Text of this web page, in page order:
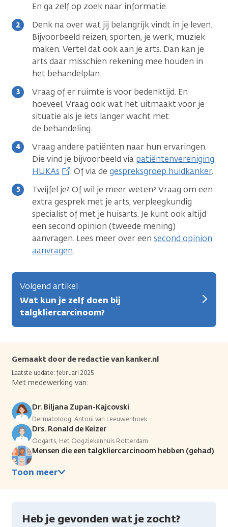
En ga zelf op zoek naar informatie.
Denk na over wat jij belangrijk vindt in je leven.
Bijvoorbeeld reizen, sporten, je werk, muziek
maken. Vertel dat ook aan je arts. Dan kan je
arts daar misschien rekening mee houden in
het behandelplan.
Vraag of er ruimte is voor bedenktijd. En
hoeveel. Vraag ook wat het uitmaakt voor je
situatie als je iets langer wacht met
de behandeling.
Vraag andere patiënten naar hun ervaringen.
Die vind je bijvoorbeeld via patiëntenvereniging
HUKAs
. Of via degespreksgroep huidkanker.
Twijfel je? Of wil je meer weten? Vraag om een
extra gesprek met je arts, verpleegkundig
specialist of met je huisarts. Je kunt ook altijd
een second opinion (tweede mening)
aanvragen. Lees meer over een second opinion
aanvragen.
Volgend artikel
Wat kun je zelf doen bij
talgkliercarcinoom?
Gemaakt door de redactie van kanker.nl
Laatste update: februari 2025
Met medewerking van:
Dr. Biljana Zupan-Kajcovski
Dermatoloog, Antoni van Leeuwenhoek
Drs. Ronald de Keizer
Oogarts, Het Oogziekenhuis Rotterdam
Mensen die een talgkliercarcinoom hebben (gehad)
Toon meer
Heb je gevonden wat je zocht?